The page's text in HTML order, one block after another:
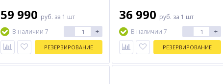
59 990 руб. за 1 шт
В наличии 7
- +
РЕЗЕРВИРОВАНИЕ
36 990 руб. за 1 шт
В наличии 7
- +
РЕЗЕРВИРОВАНИЕ